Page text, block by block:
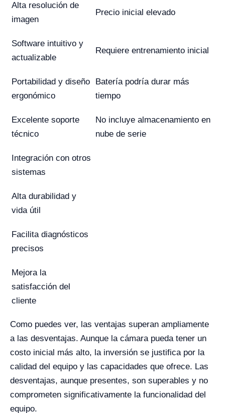
Alta resolución de
imagen
Precio inicial elevado
Software intuitivo y
actualizable
Requiere entrenamiento inicial
Portabilidad y diseño
ergonómico
Batería podría durar más
tiempo
Excelente soporte
técnico
No incluye almacenamiento en
nube de serie
Integración con otros
sistemas
Alta durabilidad y
vida útil
Facilita diagnósticos
precisos
Mejora la
satisfacción del
cliente
Como puedes ver, las ventajas superan ampliamente
a las desventajas. Aunque la cámara pueda tener un
costo inicial más alto, la inversión se justifica por la
calidad del equipo y las capacidades que ofrece. Las
desventajas, aunque presentes, son superables y no
comprometen significativamente la funcionalidad del
equipo.